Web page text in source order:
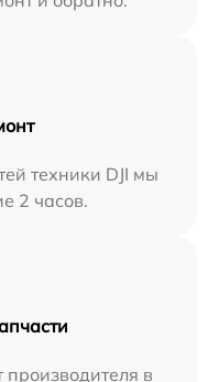
техники DJI мы
2 часов.
производителя в